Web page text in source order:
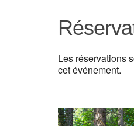
Les réservations
cet événement.